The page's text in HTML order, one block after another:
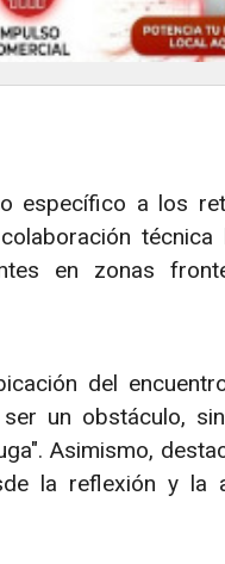
específico a los
técnica
en zonas
del
un obstáculo,
Asimismo,
la reflexión y la